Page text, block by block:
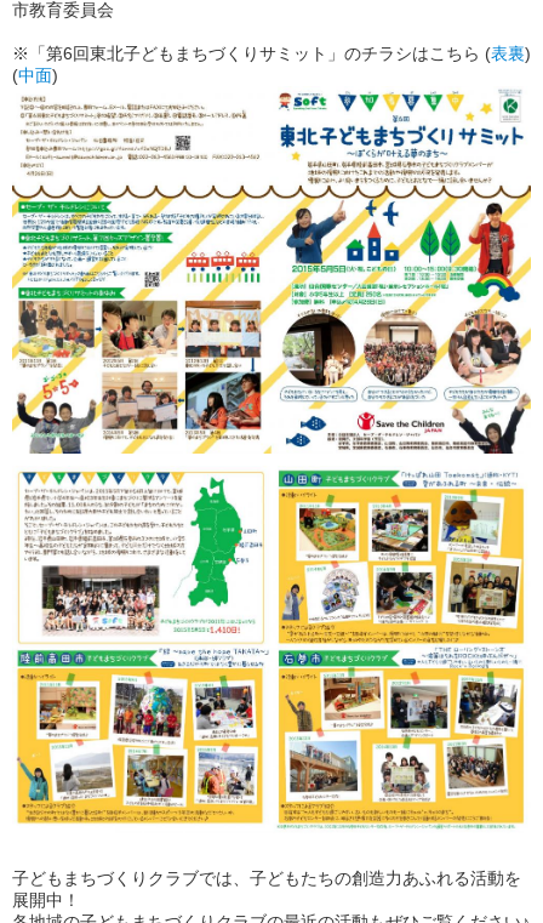
市教育委員会
※「第6回東北子どもまちづくりサミット」のチラシはこちら (表裏)
(中面)
子どもまちづくりクラブでは、子どもたちの創造力あふれる活動を
展開中！